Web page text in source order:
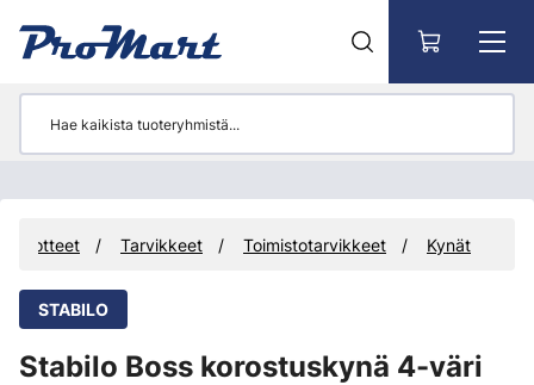
Tuotteet Tarvikkeet Toimistotarvikkeet Kynät
STABILO
Stabilo Boss korostuskynä 4-väri